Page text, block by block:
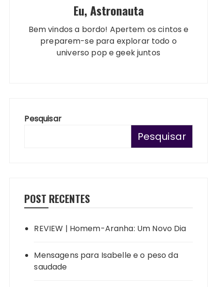
Eu, Astronauta
Bem vindos a bordo! Apertem os cintos e
preparem-se para explorar todo o
universo pop e geek juntos
Pesquisar
Pesquisar
POST RECENTES
REVIEW | Homem-Aranha: Um Novo Dia
Mensagens para Isabelle e o peso da
saudade